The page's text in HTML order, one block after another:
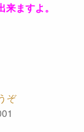
ますよ。
ぞ